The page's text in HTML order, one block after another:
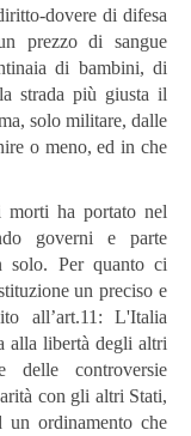
dovere di difesa
prezzo di sangue
di bambini, di
strada più giusta il
solo militare, dalle
o meno, ed in che
morti ha portato nel
governi e parte
solo. Per quanto ci
un preciso e
all’art.11: L'Italia
alla libertà degli altri
controversie
con gli altri Stati,
un ordinamento che